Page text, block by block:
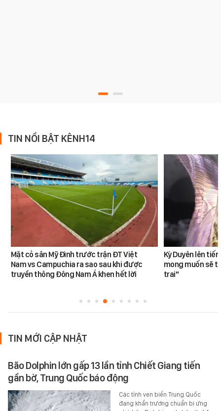
TIN NỔI BẬT KÊNH14
Mặt cỏ sân Mỹ Đình trước trận ĐT Việt
Nam vs Campuchia ra sao sau khi được
truyền thông Đông Nam Á khen hết lời
Kỳ Duyên lên
mong muốn sẽ
trai"
TIN MỚI CẬP NHẬT
Bão Dolphin lớn gấp 13 lần tỉnh Chiết Giang tiến
gần bờ, Trung Quốc báo động
Các tỉnh ven biển Trung Quốc
đang khẩn trương chuẩn bị ứng